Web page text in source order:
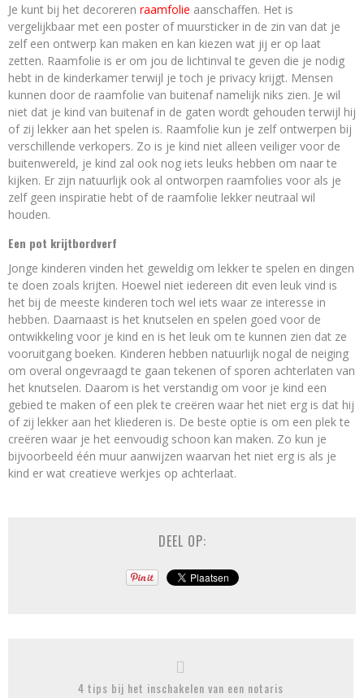
Je kunt bij het decoreren raamfolie aanschaffen. Het is
vergelijkbaar met een poster of muursticker in de zin van dat je
zelf een ontwerp kan maken en kan kiezen wat jij er op laat
zetten. Raamfolie is er om jou de lichtinval te geven die je nodig
hebt in de kinderkamer terwijl je toch je privacy krijgt. Mensen
kunnen door de raamfolie van buitenaf namelijk niks zien. Je wil
niet dat je kind van buitenaf in de gaten wordt gehouden terwijl hij
of zij lekker aan het spelen is. Raamfolie kun je zelf ontwerpen bij
verschillende verkopers. Zo is je kind niet alleen veiliger voor de
buitenwereld, je kind zal ook nog iets leuks hebben om naar te
kijken. Er zijn natuurlijk ook al ontworpen raamfolies voor als je
zelf geen inspiratie hebt of de raamfolie lekker neutraal wil
houden.
Een pot krijtbordverf
Jonge kinderen vinden het geweldig om lekker te spelen en dingen
te doen zoals krijten. Hoewel niet iedereen dit even leuk vind is
het bij de meeste kinderen toch wel iets waar ze interesse in
hebben. Daarnaast is het knutselen en spelen goed voor de
ontwikkeling voor je kind en is het leuk om te kunnen zien dat ze
vooruitgang boeken. Kinderen hebben natuurlijk nogal de neiging
om overal ongevraagd te gaan tekenen of sporen achterlaten van
het knutselen. Daarom is het verstandig om voor je kind een
gebied te maken of een plek te creëren waar het niet erg is dat hij
of zij lekker aan het kliederen is. De beste optie is om een plek te
creëren waar je het eenvoudig schoon kan maken. Zo kun je
bijvoorbeeld één muur aanwijzen waarvan het niet erg is als je
kind er wat creatieve werkjes op achterlaat.
DEEL OP:
4 tips bij het inschakelen van een notaris